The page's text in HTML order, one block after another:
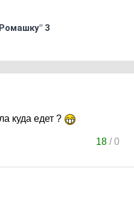
3
куда едет ?
18 /0